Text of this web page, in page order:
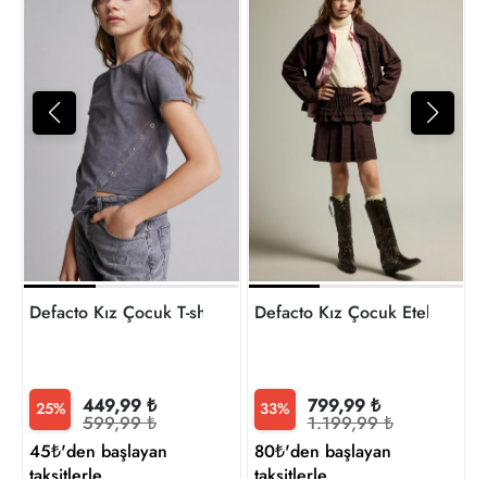
Defacto Kız Çocuk T-shirt H1082A8/AR217
25% 449,99 ₺
599,99 ₺
45₺'den başlayan
Defacto Kız Çocuk Etek
33% 799,99 ₺
1.199,99 ₺
80₺'den başlayan